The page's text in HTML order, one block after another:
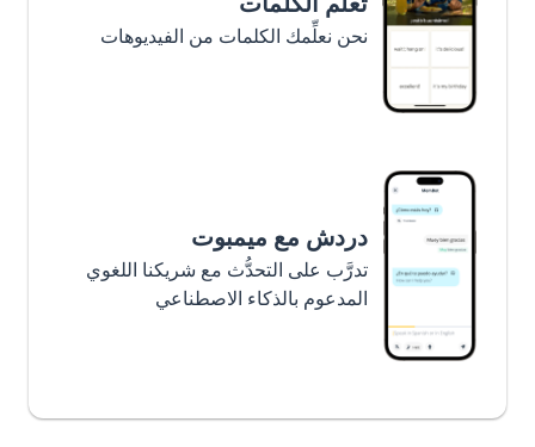
نحن نعلِّمك الكلمات من الفيديوهات
دردش مع ميمبوت
تدرَّب على التحدُّث مع شريكنا اللغوي
المدعوم بالذكاء الاصطناعي